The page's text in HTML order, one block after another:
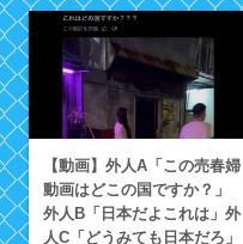
【動画】外人A「この売春婦
動画はどこの国ですか？」
外人B「日本だよこれは」外
人C「どうみても日本だろ」